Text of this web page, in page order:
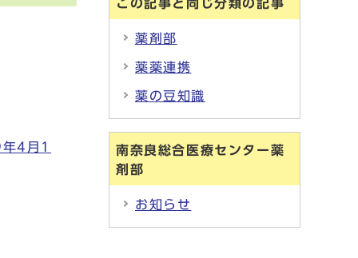
4月1
この記事と同じ分類の記事
薬剤部
薬薬連携
薬の豆知識
南奈良総合医療センター薬
剤部
お知らせ